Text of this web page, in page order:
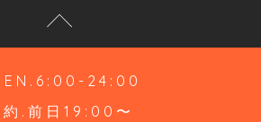
24:00
約.前日19:00〜